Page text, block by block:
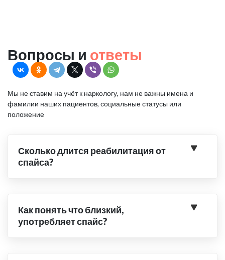
Вопросы и ответы
Мы не ставим на учёт к наркологу, нам не важны имена и
фамилии наших пациентов, социальные статусы или
положение
Сколько длится реабилитация от
спайса?
Как понять что близкий,
употребляет спайс?